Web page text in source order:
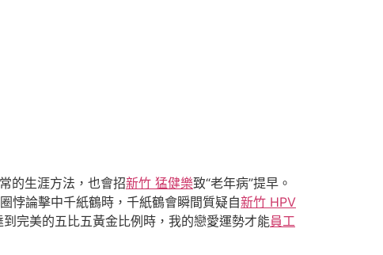
的生涯方法，也會招新竹 猛健樂致“老年病”提早。
悖論擊中千紙鶴時，千紙鶴會瞬間質疑自新竹 HPV
到完美的五比五黃金比例時，我的戀愛運勢才能員工